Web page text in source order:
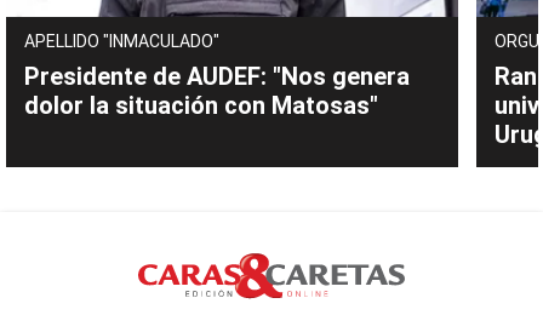
APELLIDO "INMACULADO"
Presidente de AUDEF: "Nos genera
dolor la situación con Matosas"